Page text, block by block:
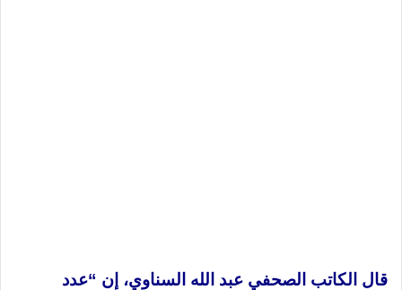
قال الكاتب الصحفي عبد الله السناوي، إن “عدد